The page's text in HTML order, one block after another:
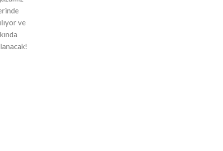
ve